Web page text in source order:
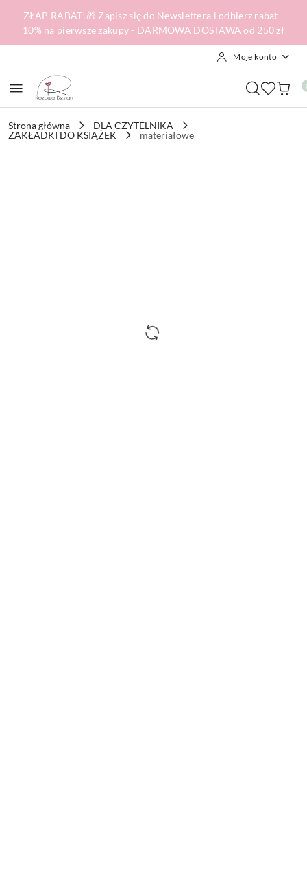
Przejdź do treści głównej
Przejdź do wyszukiwarki
Przejdź do moje konto
Przejdź do menu głównego
Przejdź do opisu produktu
Przejdź do stopki
ZŁAP RABAT!🎁 Zapisz się do Newslettera i odbierz rabat -
10% na pierwsze zakupy - DARMOWA DOSTAWA od 250 zł
Moje konto
Strona główna
DLA CZYTELNIKA
ZAKŁADKI DO KSIĄŻEK
materiałowe